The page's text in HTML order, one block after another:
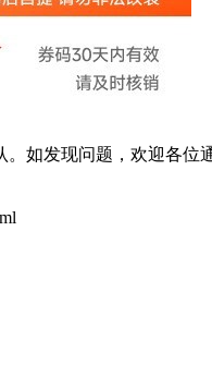
如发现问题，欢迎各位